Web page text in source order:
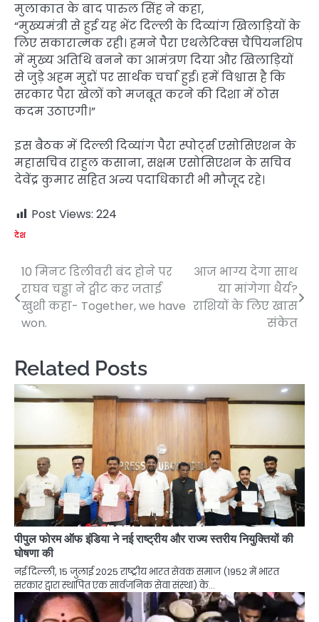
मुलाकात के बाद पारुल सिंह ने कहा,
“मुख्यमंत्री से हुई यह भेंट दिल्ली के दिव्यांग खिलाड़ियों के
लिए सकारात्मक रही। हमने पैरा एथलेटिक्स चैंपियनशिप
में मुख्य अतिथि बनने का आमंत्रण दिया और खिलाड़ियों
से जुड़े अहम मुद्दों पर सार्थक चर्चा हुई। हमें विश्वास है कि
सरकार पैरा खेलों को मजबूत करने की दिशा में ठोस
कदम उठाएगी।”
इस बैठक में दिल्ली दिव्यांग पैरा स्पोर्ट्स एसोसिएशन के
महासचिव राहुल कसाना, सक्षम एसोसिएशन के सचिव
देवेंद्र कुमार सहित अन्य पदाधिकारी भी मौजूद रहे।
Post Views: 224
देश
Post
navigation
10 मिनट डिलीवरी बंद होने पर
राघव चड्ढा ने ट्वीट कर जताई
खुशी कहा- Together, we have
won.
आज भाग्य देगा साथ
या मांगेगा धैर्य?
राशियों के लिए खास
संकेत
Related Posts
पीपुल फोरम ऑफ इंडिया ने नई राष्ट्रीय और राज्य स्तरीय नियुक्तियों की
घोषणा की
नई दिल्ली, 15 जुलाई 2025 राष्ट्रीय भारत सेवक समाज (1952 में भारत
सरकार द्वारा स्थापित एक सार्वजनिक सेवा संस्था) के…